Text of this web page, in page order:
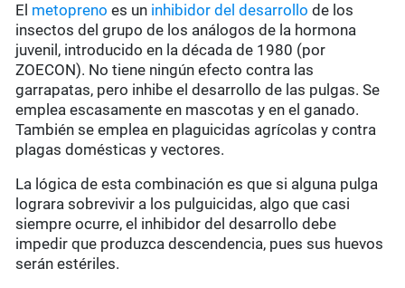
El metopreno es un inhibidor del desarrollo de los
insectos del grupo de los análogos de la hormona
juvenil, introducido en la década de 1980 (por
ZOECON). No tiene ningún efecto contra las
garrapatas, pero inhibe el desarrollo de las pulgas. Se
emplea escasamente en mascotas y en el ganado.
También se emplea en plaguicidas agrícolas y contra
plagas domésticas y vectores.
La lógica de esta combinación es que si alguna pulga
lograra sobrevivir a los pulguicidas, algo que casi
siempre ocurre, el inhibidor del desarrollo debe
impedir que produzca descendencia, pues sus huevos
serán estériles.